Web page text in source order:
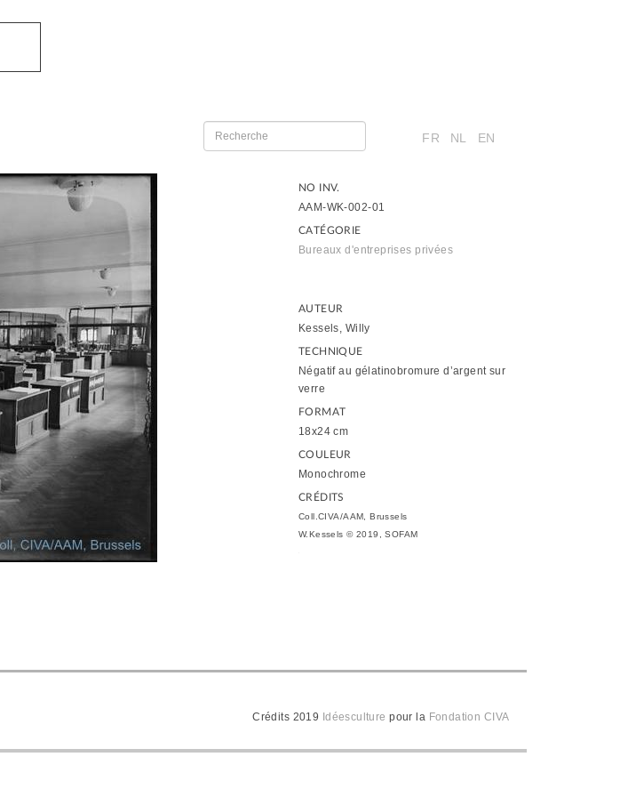
FR NL EN
NO INV.
AAM-WK-002-01
CATÉGORIE
Bureaux d'entreprises privées
AUTEUR
Kessels, Willy
TECHNIQUE
Négatif au gélatinobromure d’argent sur
verre
FORMAT
18x24 cm
COULEUR
Monochrome
CRÉDITS
Coll.CIVA/AAM, Brussels
W.Kessels © 2019, SOFAM
Crédits 2019 Idéesculture pour la Fondation CIVA